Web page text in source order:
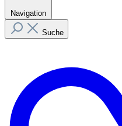
Navigation
Suche